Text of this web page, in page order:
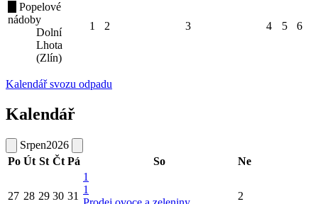
Popelové
nádoby
Dolní
Lhota
(Zlín)
1 2 3 4 5 6
Kalendář svozu odpadu
Kalendář
Srpen2026
Po Út St Čt Pá So Ne
27 28 29 30 31
1
1
2